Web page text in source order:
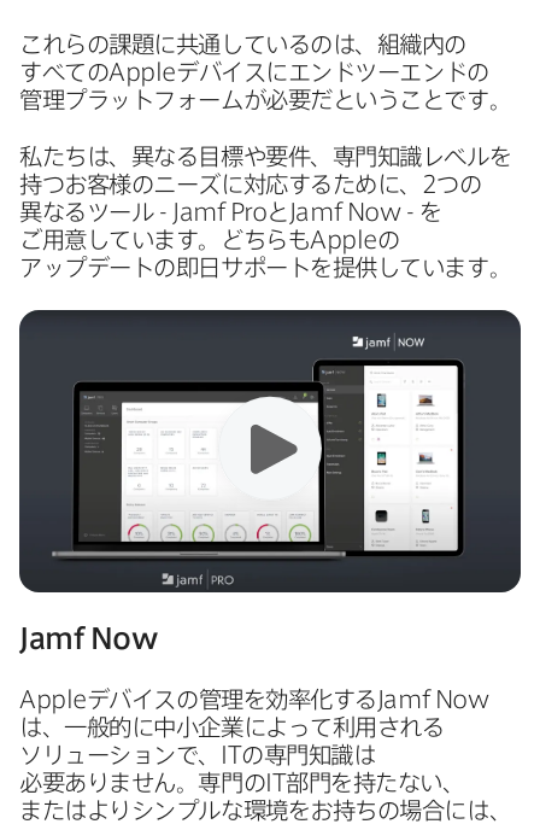
これらの​課題に​共通しているのは、​組織内の​
すべてのAppleデバイスに​エンドツーエンドの​
管理プラットフォームが​必要だと​いう​ことです。
私たちは、​異なる​目標や​要件、​専門知識レベルを​
持つ​お客様の​ニーズに​対応する​ために、
2つの​
異なる​ツール- Jamf Proと Jamf Now - を​
ご用意しています。​どちらもAppleの​
アップデートの​即日サポートを​提供しています。
Jamf Now
Appleデバイスの​管理を​効率化する Jamf Now
は、​一般的に​中小企業に​よって​利用される​
ソリューションで、
ITの​専門知識は​
必要ありません。​専門の IT部門を​持たない、​
または​より​シンプルな​環境を​お持ちの​場合には、